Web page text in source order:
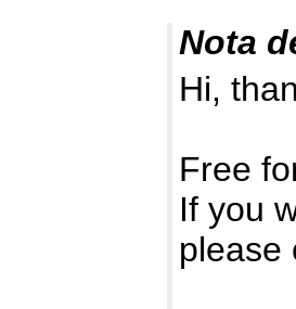
Nota
Hi,
Free
If you
please